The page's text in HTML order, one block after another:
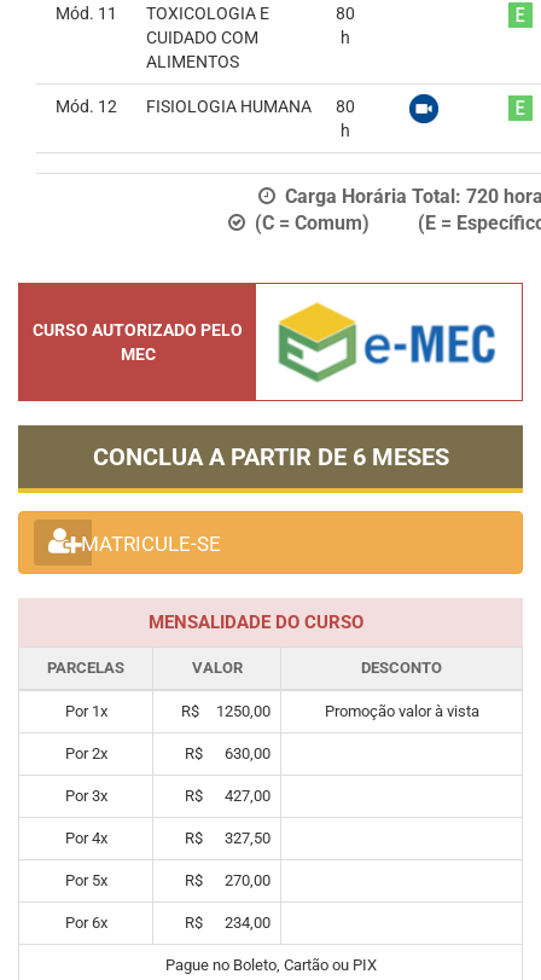
Mód. 11
TOXICOLOGIA E
CUIDADO COM
ALIMENTOS
80
h
Mód. 12 FISIOLOGIA HUMANA
80
h
Carga Horária Total: 720
(C = Comum) (E =
CURSO AUTORIZADO PELO
MEC
CONCLUA A PARTIR DE 6 MESES
MATRICULE-SE
MENSALIDADE DO CURSO
PARCELAS VALOR DESCONTO
Por 1x R$ 1250,00 Promoção valor à vista
Por2x R$ 630,00
Por3x R$ 427,00
Por4x R$ 327,50
Por 5x R$ 270,00
Por6x R$ 234,00
Pague no Boleto, Cartão ou PIX